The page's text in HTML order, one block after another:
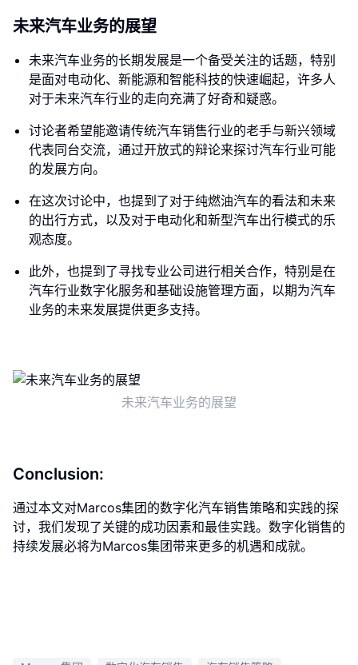
未来汽车业务的展望
未来汽车业务的长期发展是一个备受关注的话题，特别
是面对电动化、新能源和智能科技的快速崛起，许多人
对于未来汽车行业的走向充满了好奇和疑惑。
讨论者希望能邀请传统汽车销售行业的老手与新兴领域
代表同台交流，通过开放式的辩论来探讨汽车行业可能
的发展方向。
在这次讨论中，也提到了对于纯燃油汽车的看法和未来
的出行方式，以及对于电动化和新型汽车出行模式的乐
观态度。
此外，也提到了寻找专业公司进行相关合作，特别是在
汽车行业数字化服务和基础设施管理方面，以期为汽车
业务的未来发展提供更多支持。
未来汽车业务的展望
Conclusion:
通过本文对Marcos集团的数字化汽车销售策略和实践的探
讨，我们发现了关键的成功因素和最佳实践。数字化销售的
持续发展必将为Marcos集团带来更多的机遇和成就。